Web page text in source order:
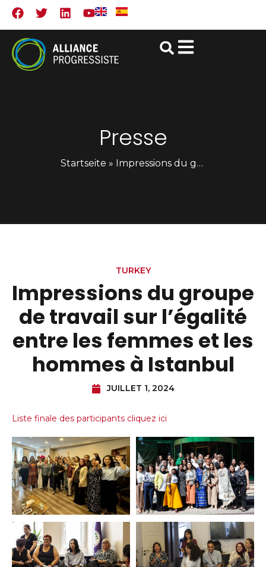
Presse
Startseite » Impressions du groupe de travail sur l’égalité entre les femmes et les hommes à Istanbul
TURKEY
Impressions du groupe
de travail sur l’égalité
entre les femmes et les
hommes à Istanbul
JUILLET 1, 2024
Liste finale des participants cliquez ici